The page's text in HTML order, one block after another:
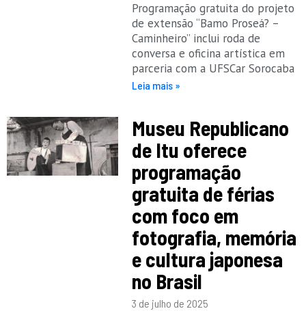
Programação gratuita do projeto
de extensão “Bamo Proseá? –
Caminheiro” inclui roda de
conversa e oficina artística em
parceria com a UFSCar Sorocaba
Leia mais »
Museu Republicano
de Itu oferece
programação
gratuita de férias
com foco em
fotografia, memória
e cultura japonesa
no Brasil
3 de julho de 2025